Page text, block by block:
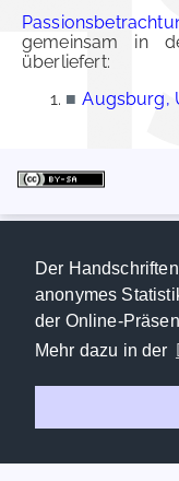
Der
anonymes
der Online-
Mehr dazu in der
gemeinsam in
überliefert:
■ Augsburg,